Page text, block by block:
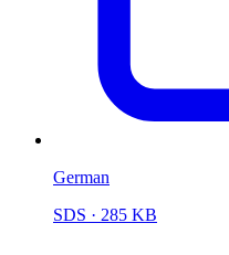
German
SDS · 285 KB